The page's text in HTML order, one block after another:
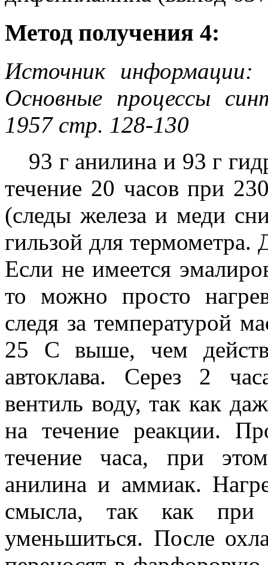
Метод получения 4:
Источник
Основные процессы
1957 стр. 128-130
93 г анилина и 93 г
течение 20 часов при
(следы железа и меди
гильзой для термометра.
Если не имеется
то можно просто
следя за температурой
25 С выше, чем
автоклава. Серез 2
вентиль воду, так как
на течение реакции.
течение часа, при
анилина и аммиак.
смысла, так как при
уменьшиться. После